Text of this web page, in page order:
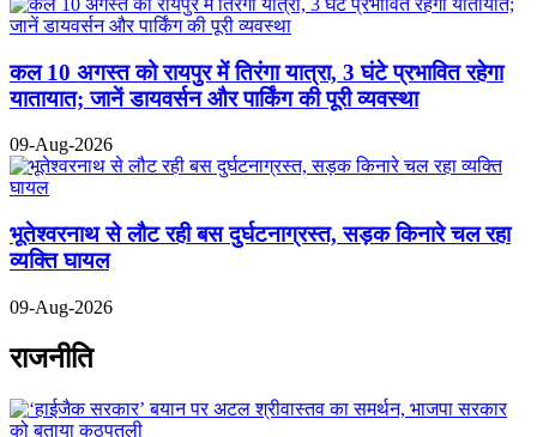
कल 10 अगस्त को रायपुर में तिरंगा यात्रा, 3 घंटे प्रभावित रहेगा
यातायात; जानें डायवर्सन और पार्किंग की पूरी व्यवस्था
09-Aug-2026
भूतेश्वरनाथ से लौट रही बस दुर्घटनाग्रस्त, सड़क किनारे चल रहा
व्यक्ति घायल
09-Aug-2026
राजनीति